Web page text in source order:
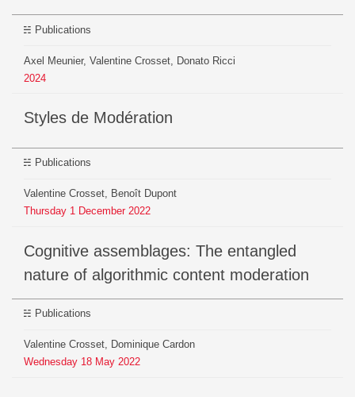
Publications
Axel Meunier, Valentine Crosset, Donato Ricci
2024
Styles de Modération
Publications
Valentine Crosset, Benoît Dupont
Thursday 1 December 2022
Cognitive assemblages: The entangled
nature of algorithmic content moderation
Publications
Valentine Crosset, Dominique Cardon
Wednesday 18 May 2022